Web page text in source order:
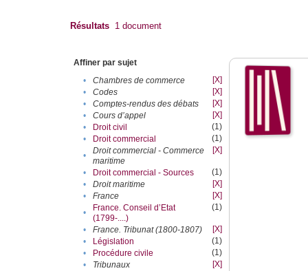
Résultats 1 document
Affiner par sujet
•
Chambres de commerce
[X]
•
Codes
[X]
•
Comptes-rendus des débats
[X]
•
Cours d’appel
[X]
•
Droit civil
(1)
•
Droit commercial
(1)
•
Droit commercial - Commerce
maritime
[X]
• Droit commercial - Sources
(1)
•
Droit maritime
[X]
•
France
[X]
•
France. Conseil d’Etat
(1799-....)
(1)
• France. Tribunat (1800-1807)
[X]
•
Législation
(1)
•
Procédure civile
(1)
•
Tribunaux
[X]